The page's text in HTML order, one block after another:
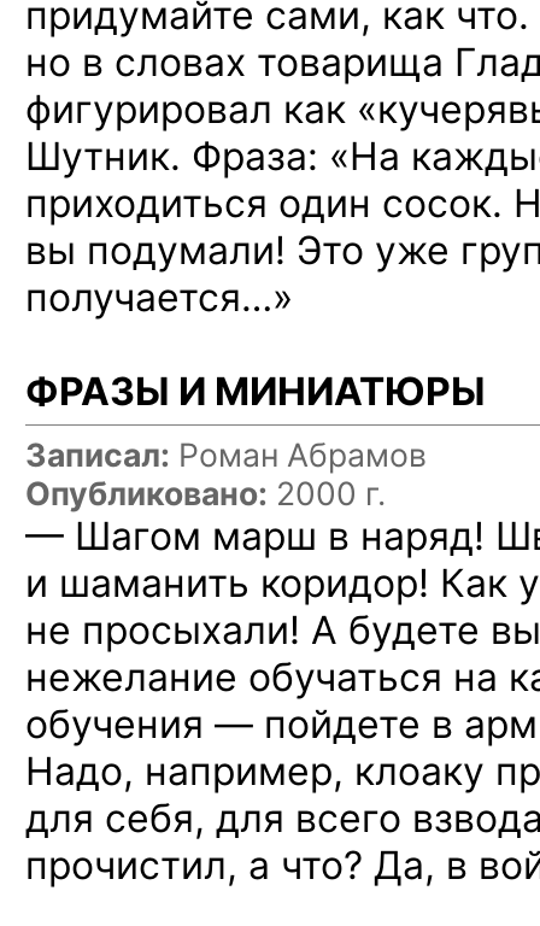
придумайте сами, как
но в словах товарища
фигурировал как
Шутник. Фраза: «На
приходиться один сосок.
вы подумали! Это уже
получается…»
ФРАЗЫ И МИНИАТЮРЫ
Записал: Роман Абрамов
Опубликовано: 2000 г.
— Шагом марш в наряд!
и шаманить коридор! Как
не просыхали! А будете
нежелание обучаться на
обучения — пойдете в
Надо, например, клоаку
для себя, для всего
прочистил, а что? Да, в